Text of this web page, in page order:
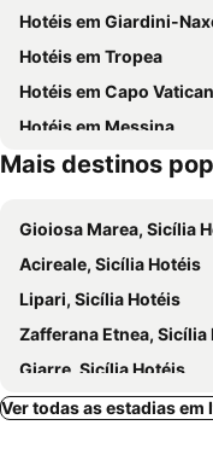
Basilica Cattedrale Maria SS Assunta
Reggio Calabria Airport
Isola Bella
Borgo di Chianalea
Carnevale
Hotéis em Giardini-
Hotéis em Tropea
Hotéis em Capo
Hotéis em Messina
Mais destinos
Gioiosa Marea, Sicília
Acireale, Sicília Hotéis
Lipari, Sicília Hotéis
Zafferana Etnea, Sicília
Giarre, Sicília Hotéis
Linguaglossa, Sicília
Ver todas as estadias em